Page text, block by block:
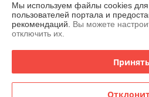
Индивидуальный предприниматель:ИП
Анатольевич
г. Марьина Горка, ул. Ленинская, 34, кв.
Регистрационный номер ЕГР:
Регистрационный орган: Пуховичский РИК
Мы используем файлы cookies для
пользователей портала и
рекомендаций. Вы можете
отключить их.
Принять